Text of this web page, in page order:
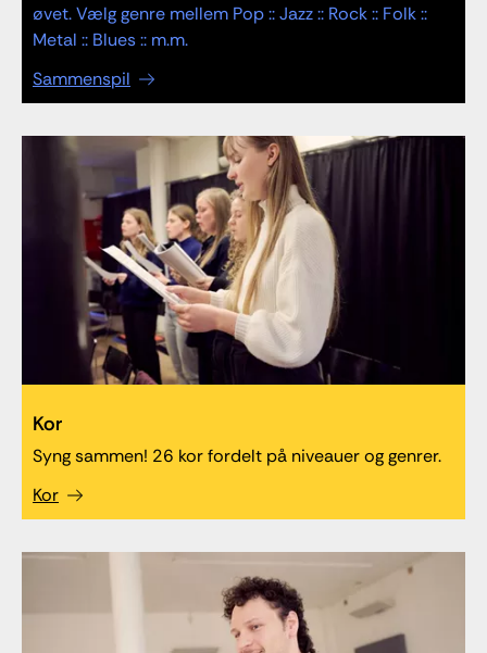
øvet. Vælg genre mellem Pop :: Jazz :: Rock :: Folk ::
Metal :: Blues :: m.m.
Sammenspil
Kor
Syng sammen! 26 kor fordelt på niveauer og genrer.
Kor